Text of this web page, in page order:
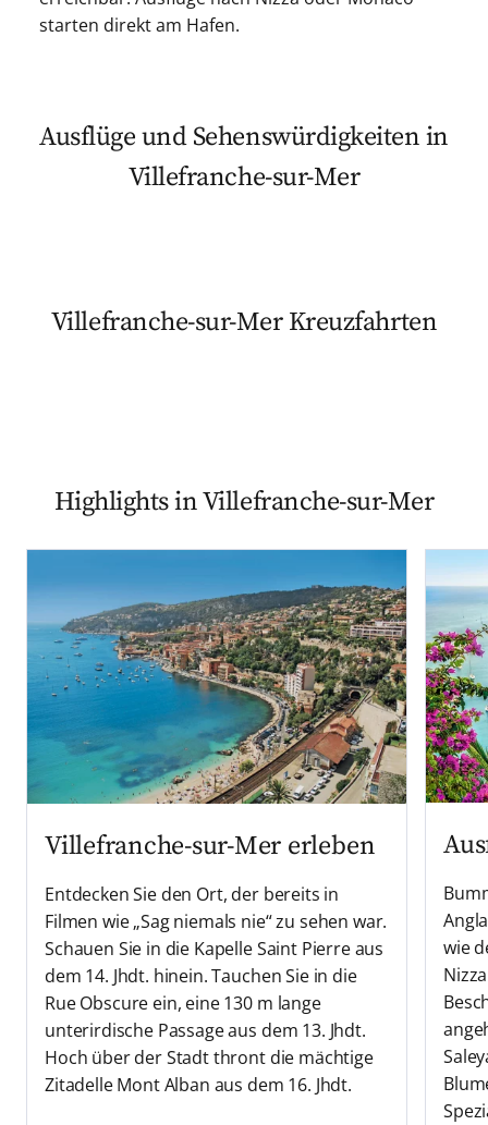
starten direkt am Hafen.
Ausflüge und Sehenswürdigkeiten in
Villefranche-sur-Mer
Villefranche-sur-Mer Kreuzfahrten
Highlights in Villefranche-sur-Mer
Villefranche-sur-Mer erleben
Entdecken Sie den Ort, der bereits in
Filmen wie „Sag niemals nie“ zu sehen war.
Schauen Sie in die Kapelle Saint Pierre aus
dem 14. Jhdt. hinein. Tauchen Sie in die
Rue Obscure ein, eine 130 m lange
unterirdische Passage aus dem 13. Jhdt.
Hoch über der Stadt thront die mächtige
Zitadelle Mont Alban aus dem 16. Jhdt.
wie